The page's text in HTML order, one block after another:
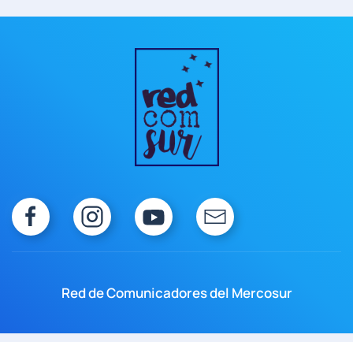
Red de Comunicadores del Mercosur